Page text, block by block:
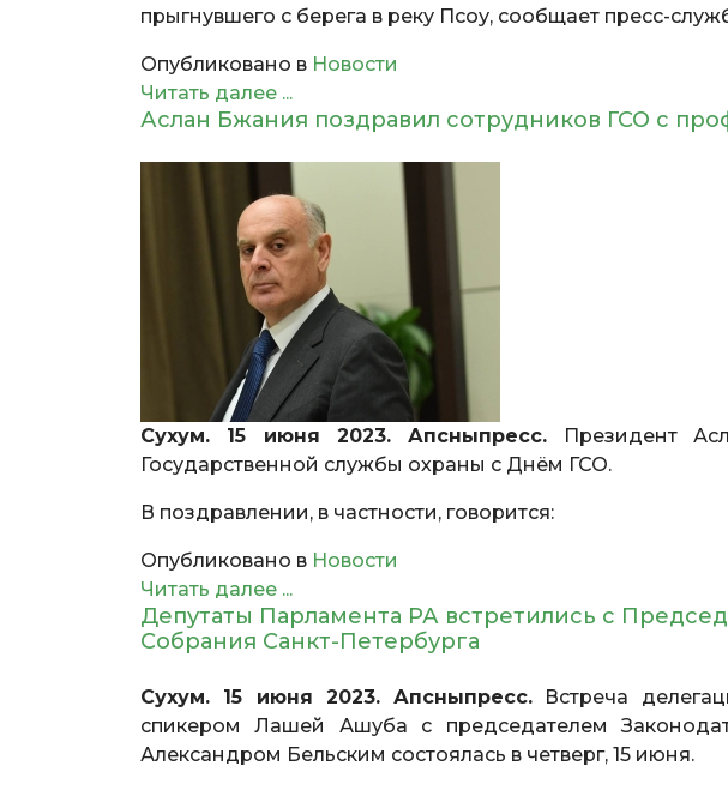
прыгнувшего с берега в реку Псоу, сообщает пресс-
Опубликовано в Новости
Читать далее ...
Аслан Бжания поздравил сотрудников ГСО с
Сухум. 15 июня 2023. Апсныпресс. Президент
Государственной службы охраны с Днём ГСО.
В поздравлении, в частности, говорится:
Опубликовано в Новости
Читать далее ...
Депутаты Парламента РА встретились с
Собрания Санкт-Петербурга
Сухум. 15 июня 2023. Апсныпресс. Встреча
спикером Лашей Ашуба с председателем
Александром Бельским состоялась в четверг, 15 июня.